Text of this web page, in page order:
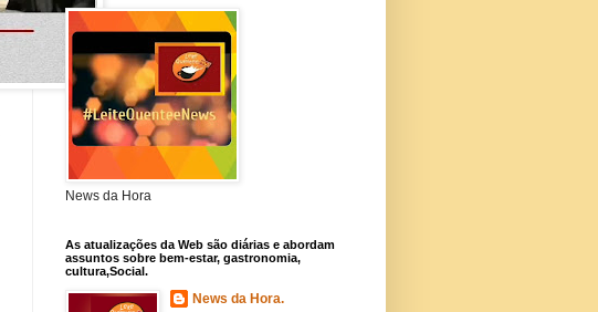
News da Hora
As atualizações da Web são diárias e abordam
assuntos sobre bem-estar, gastronomia,
cultura,Social.
News da Hora.